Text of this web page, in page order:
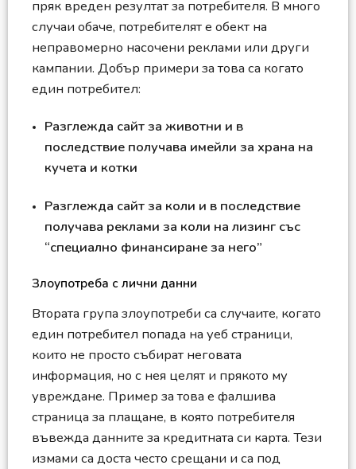
пряк вреден резултат за потребителя. В много
случаи обаче, потребителят е обект на
неправомерно насочени реклами или други
кампании. Добър примери за това са когато
един потребител:
Разглежда сайт за животни и в
последствие получава имейли за храна на
кучета и котки
Разглежда сайт за коли и в последствие
получава реклами за коли на лизинг със
“специално финансиране за него”
Злоупотреба с лични данни
Втората група злоупотреби са случаите, когато
един потребител попада на уеб страници,
които не просто събират неговата
информация, но с нея целят и прякото му
увреждане. Пример за това е фалшива
страница за плащане, в която потребителя
въвежда данните за кредитната си карта. Тези
измами са доста често срещани и са под